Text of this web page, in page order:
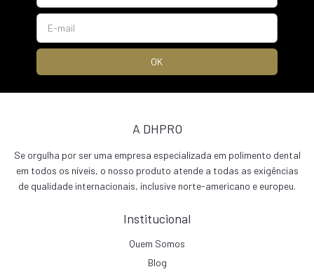
A DHPRO
Se orgulha por ser uma empresa especializada em polimento dental
em todos os níveis, o nosso produto atende a todas as exigências
de qualidade internacionais, inclusive norte-americano e europeu.
Institucional
Quem Somos
Blog